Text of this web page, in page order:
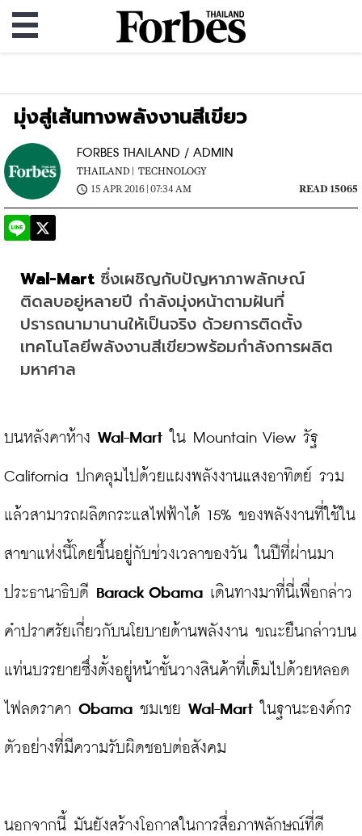
มุ่งสู่เส้นทางพลังงานสีเขียว
FORBES THAILAND / ADMIN
THAILAND |
TECHNOLOGY
15 APR 2016 | 07:34 AM
READ 15065
Wal-Mart ซึ่งเผชิญกับปัญหาภาพลักษณ์
ติดลบอยู่หลายปี กำลังมุ่งหน้าตามฝันที่
ปรารถนามานานให้เป็นจริง ด้วยการติดตั้ง
เทคโนโลยีพลังงานสีเขียวพร้อมกำลังการผลิต
มหาศาล
บนหลังคาห้าง Wal-Mart ใน Mountain View รัฐ
California ปกคลุมไปด้วยแผงพลังงานแสงอาทิตย์ รวม
แล้วสามารถผลิตกระแสไฟฟ้าได้ 15% ของพลังงานที่ใช้ใน
สาขาแห่งนี้โดยขึ้นอยู่กับช่วงเวลาของวัน ในปีที่ผ่านมา
ประธานาธิบดี Barack Obama เดินทางมาที่นี่เพื่อกล่าว
คำปราศรัยเกี่ยวกับนโยบายด้านพลังงาน ขณะยืนกล่าวบน
แท่นบรรยายซึ่งตั้งอยู่หน้าชั้นวางสินค้าที่เต็มไปด้วยหลอด
ไฟลดราคา Obama ชมเชย Wal-Mart ในฐานะองค์กร
ตัวอย่างที่มีความรับผิดชอบต่อสังคม
นอกจากนี้ มันยังสร้างโอกาสในการสื่อภาพลักษณ์ที่ดี